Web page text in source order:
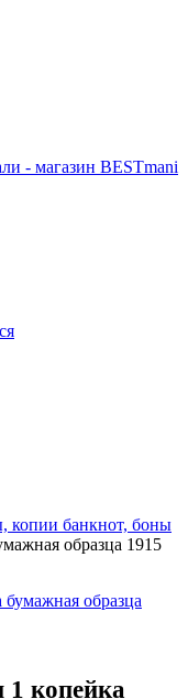
копии банкнот, боны
образца 1915
копейка